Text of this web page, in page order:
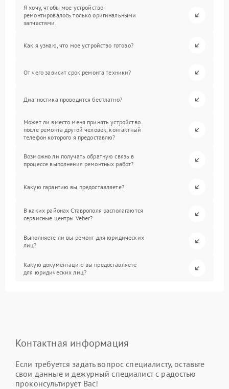
Я хочу, чтобы мое устройство
ремонтировалось только оригинальными
запчастями.
Как я узнаю, что мое устройство готово?
От чего зависит срок ремонта техники?
Диагностика проводится бесплатно?
Может ли вместо меня принять устройство
после ремонта другой человек, контактный
телефон которого я предоставлю?
Возможно ли получать обратную связь в
процессе выполнения ремонтных работ?
Какую гарантию вы предоставляете?
В каких районах Ставрополя располагаются
сервисные центры Veber?
Выполняете ли вы ремонт для юридических
лиц?
Какую документацию вы предоставляете
для юридических лиц?
Контактная информация
Если требуется задать вопрос специалисту, оставьте
свои данные и дежурный специалист с радостью
проконсультирует Вас!